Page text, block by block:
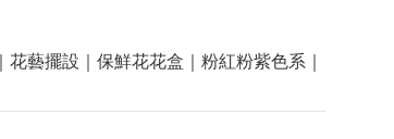
藝擺設｜保鮮花花盒｜粉紅粉紫色系｜